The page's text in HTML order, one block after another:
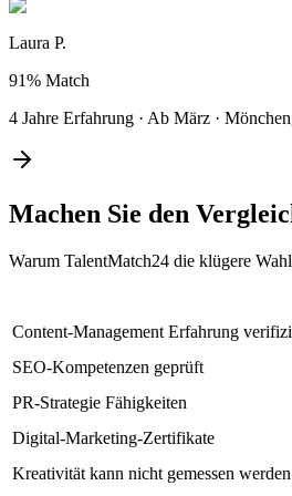
Laura P.
91% Match
4 Jahre Erfahrung · Ab März ·
Machen Sie den
Warum TalentMatch24 die klügere
Content-Management Erfahrung
SEO-Kompetenzen geprüft
PR-Strategie Fähigkeiten
Digital-Marketing-Zertifikate
Kreativität kann nicht gemessen werden